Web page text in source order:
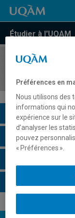
Étudier à l'UQAM
COURS//
Description du
Horaire - Été
Préférences en
Nous utilisons des
informations qui
expérience sur le
d’analyser les
pouvez
« Préférences ».